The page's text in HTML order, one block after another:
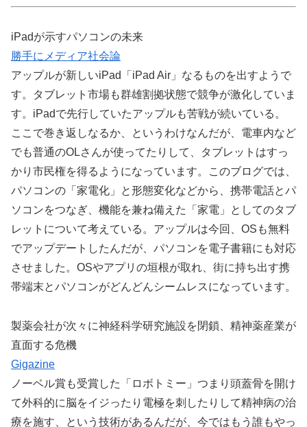
iPadが示すパソコンの未来
勝手にメディア社会論
アップルが新しいiPad「iPad Air」なるものを出すようで
す。タブレット市場も群雄割拠状態で競争が激化していま
す。iPadで先行していたアップルも苦戦が続いている。
ここで巻き返しなるか、というわけなんだが、電車内など
でも普通のOLさんが使ってたりして、タブレットはすっ
かり市民権を得るようになっています。このブログでは、
パソコンの「家電化」と形態変化などから、携帯電話とパ
ソコンをつなぎ、機能を兼ね備えた「家電」としてのタブ
レットについて考えている。アップルは今回、OSも無料
でアップデートしたんだが、パソコンを電子書籍にも対応
させました。OSやアプリの垣根が取れ、街に持ち出す携
帯端末とパソコンがどんどんシームレスになっています。
製薬会社が次々に神経科学研究施設を閉鎖、精神薬産業が
直面する危機
Gigazine
ノーベル賞も受賞した「ロボトミー」つまり頭蓋骨を開け
て外科的に脳をイジったり電極を刺したりして精神病の治
療を施す、という技術があるんだが、今ではもう誰もやっ